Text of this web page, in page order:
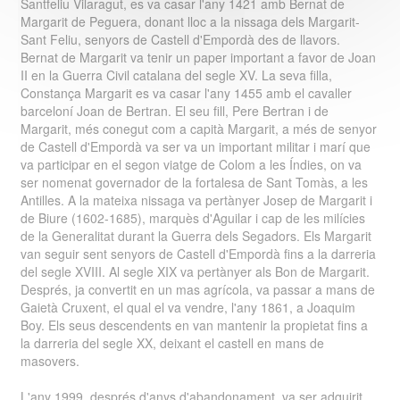
Santfeliu Vilaragut, es va casar l'any 1421 amb Bernat de
Margarit de Peguera, donant lloc a la nissaga dels Margarit-
Sant Feliu, senyors de Castell d'Empordà des de llavors.
Bernat de Margarit va tenir un paper important a favor de Joan
II en la Guerra Civil catalana del segle XV. La seva filla,
Constança Margarit es va casar l'any 1455 amb el cavaller
barceloní Joan de Bertran. El seu fill, Pere Bertran i de
Margarit, més conegut com a capità Margarit, a més de senyor
de Castell d'Empordà va ser va un important militar i marí que
va participar en el segon viatge de Colom a les Índies, on va
ser nomenat governador de la fortalesa de Sant Tomàs, a les
Antilles. A la mateixa nissaga va pertànyer Josep de Margarit i
de Biure (1602-1685), marquès d'Aguilar i cap de les milícies
de la Generalitat durant la Guerra dels Segadors. Els Margarit
van seguir sent senyors de Castell d'Empordà fins a la darreria
del segle XVIII. Al segle XIX va pertànyer als Bon de Margarit.
Després, ja convertit en un mas agrícola, va passar a mans de
Gaietà Cruxent, el qual el va vendre, l'any 1861, a Joaquim
Boy. Els seus descendents en van mantenir la propietat fins a
la darreria del segle XX, deixant el castell en mans de
masovers.
L'any 1999, després d'anys d'abandonament, va ser adquirit